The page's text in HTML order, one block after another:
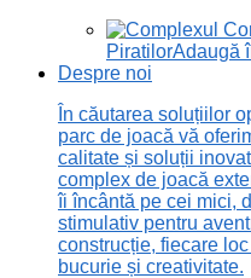
PiratilorAdaugă
Despre noi
În căutarea soluțiilor
parc de joacă vă
calitate și soluții
complex de joacă
îi încântă pe cei mici,
stimulativ pentru
construcție, fiecare
bucurie și creativitate.